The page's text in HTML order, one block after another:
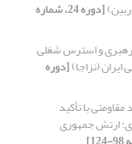
[دوره 24، شماره
و استرس شغلی
(نزاجا)[دوره
با تأکید
ارتش جمهوری